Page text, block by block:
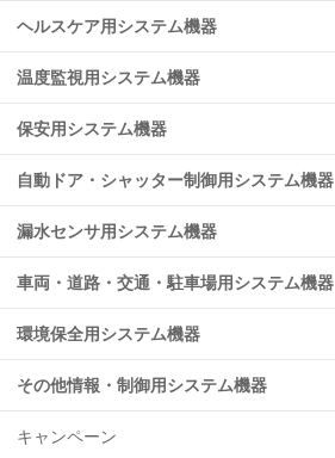
ヘルスケア用システム機器
温度監視用システム機器
保安用システム機器
自動ドア・シャッター制御用システム機器
漏水センサ用システム機器
車両・道路・交通・駐車場用システム機器
環境保全用システム機器
その他情報・制御用システム機器
キャンペーン